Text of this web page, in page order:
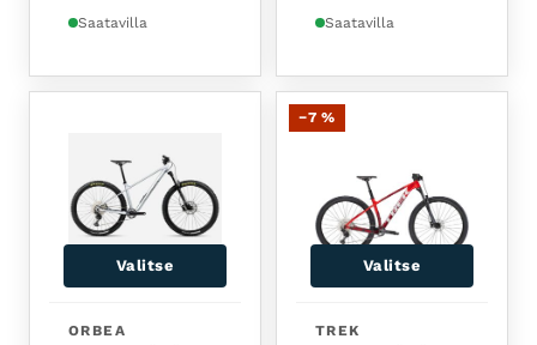
Saatavilla
Saatavilla
Valitse
ORBEA
−7 %
Valitse
TREK